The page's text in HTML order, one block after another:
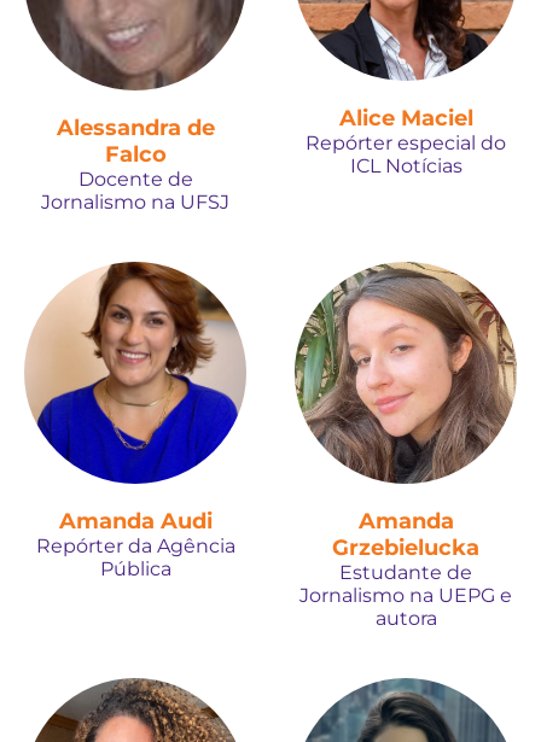
Alessandra de
Falco
Docente de
Jornalismo na UFSJ
Alice Maciel
Repórter especial do
ICL Notícias
Amanda Audi
Repórter da Agência
Pública
Amanda
Grzebielucka
Estudante de
Jornalismo na UEPG e
autora